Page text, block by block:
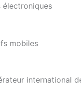
mobiles
international